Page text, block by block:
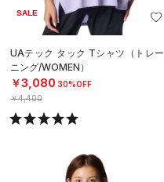
SALE
UAテック タック Tシャツ（トレー
ニング/WOMEN）
￥3,080 30%OFF
￥4,400